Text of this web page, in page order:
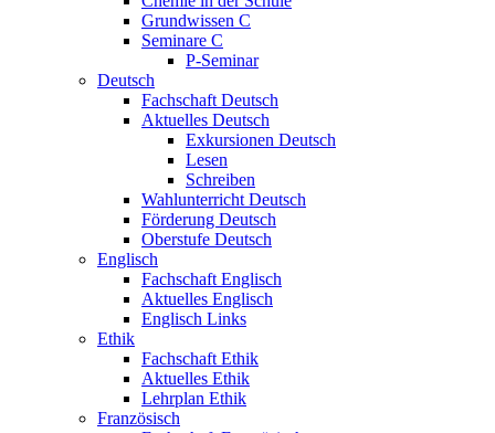
Grundwissen C
Seminare C
P-Seminar
Deutsch
Fachschaft Deutsch
Aktuelles Deutsch
Exkursionen Deutsch
Lesen
Schreiben
Wahlunterricht Deutsch
Förderung Deutsch
Oberstufe Deutsch
Englisch
Fachschaft Englisch
Aktuelles Englisch
Englisch Links
Ethik
Fachschaft Ethik
Aktuelles Ethik
Lehrplan Ethik
Französisch